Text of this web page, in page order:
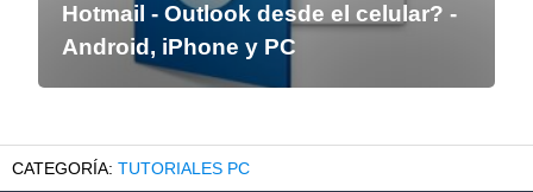
Hotmail - Outlook desde el celular? -
Android, iPhone y PC
TUTORIALES PC